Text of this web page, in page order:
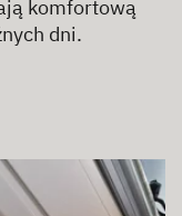
komfortową
dni.